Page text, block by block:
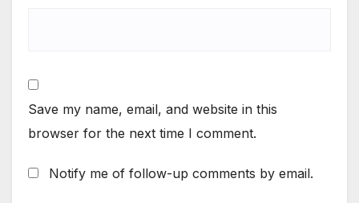
Save my name, email, and website in this
browser for the next time I comment.
Notify me of follow-up comments by email.